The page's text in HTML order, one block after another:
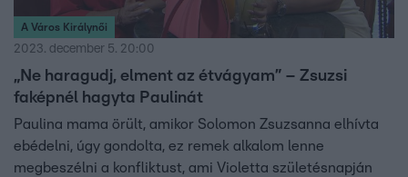
A Város Királynői
2023. december 5. 20:00
„Ne haragudj, elment az étvágyam” – Zsuzsi
faképnél hagyta Paulinát
Paulina mama örült, amikor Solomon Zsuzsanna elhívta
ebédelni, úgy gondolta, ez remek alkalom lenne
megbeszélni a konfliktust, ami Violetta születésnapján